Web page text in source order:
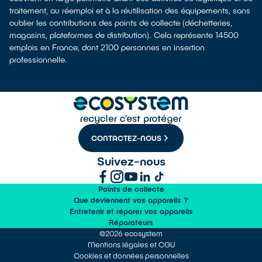
traitement, au réemploi et à la réutilisation des équipements, sans
oublier les contributions des points de collecte (déchetteries,
magasins, plateformes de distribution). Cela représente 14500
emplois en France, dont 2100 personnes en insertion
professionnelle.
CONTACTEZ-NOUS
Suivez-nous
Points de collecte
Que deviennent vos appareils ?
Entretenir et réparer vos appareils
Réparateurs
©2026 ecosystem
Mentions légales et CGU
Cookies et données personnelles